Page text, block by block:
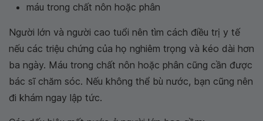
máu trong chất nôn hoặc phân
Người lớn và người cao tuổi nên tìm cách điều trị y tế
nếu các triệu chứng của họ nghiêm trọng và kéo dài hơn
ba ngày. Máu trong chất nôn hoặc phân cũng cần được
bác sĩ chăm sóc. Nếu không thể bù nước, bạn cũng nên
đi khám ngay lập tức.